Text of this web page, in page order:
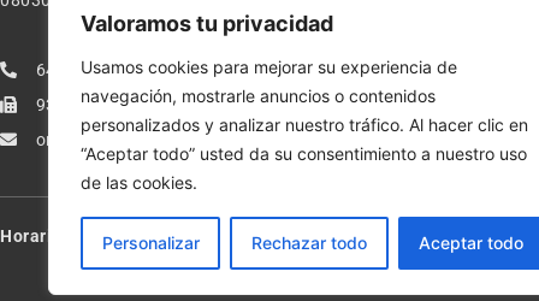
Valoramos tu privacidad
Usamos cookies para mejorar su experiencia de
navegación, mostrarle anuncios o contenidos
personalizados y analizar nuestro tráfico. Al hacer clic en
“Aceptar todo” usted da su consentimiento a nuestro uso
de las cookies.
Personalizar Rechazar todo Aceptar todo
640277962
933113005
orientexpressmodelismo@gmail.com
Condiciones
Política de
Política de
Horario: Lun-Vie de 10:00-13:30 y 17:00-20:00 – Sáb de 10:00-13:30